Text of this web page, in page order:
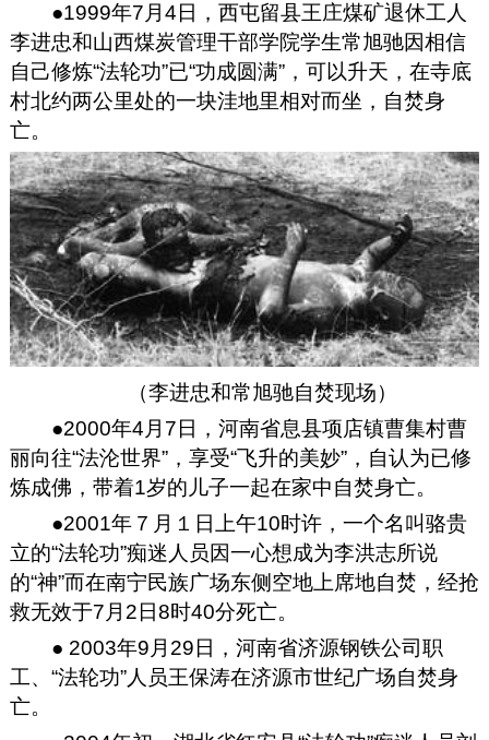
●1999年7月4日，西屯留县王庄煤矿退休工人
李进忠和山西煤炭管理干部学院学生常旭驰因相信
自己修炼“法轮功”已“功成圆满”，可以升天，在寺底
村北约两公里处的一块洼地里相对而坐，自焚身
亡。
（李进忠和常旭驰自焚现场）
●2000年4月7日，河南省息县项店镇曹集村曹
丽向往“法沦世界”，享受“飞升的美妙”，自认为已修
炼成佛，带着1岁的儿子一起在家中自焚身亡。
●2001年７月１日上午10时许，一个名叫骆贵
立的“法轮功”痴迷人员因一心想成为李洪志所说
的“神”而在南宁民族广场东侧空地上席地自焚，经抢
救无效于7月2日8时40分死亡。
● 2003年9月29日，河南省济源钢铁公司职
工、“法轮功”人员王保涛在济源市世纪广场自焚身
亡。